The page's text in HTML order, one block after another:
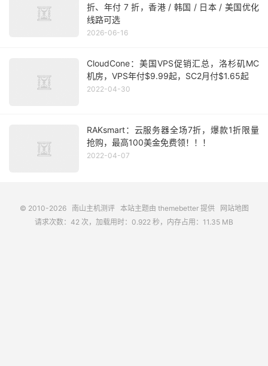
折、年付 7 折，香港 / 韩国 / 日本 / 美国优化
线路可选
2026-06-16
CloudCone：美国VPS促销汇总，洛杉矶MC
机房，VPS年付$9.99起，SC2月付$1.65起
2022-04-30
RAKsmart：云服务器全场7折，爆款1折限量
抢购，最高100美金免费领！！！
2022-04-07
© 2010-2026 南山主机测评本站主题由 themebetter提供 网站地图
请求次数：42 次，加载用时：0.922 秒，内存占用：11.35 MB